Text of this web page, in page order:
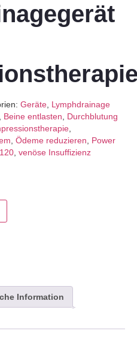
Geräte Lymphdrainage
Beine entlasten
Durchblutung
Ödeme reduzieren
Power
venöse Insuffizienz
Information